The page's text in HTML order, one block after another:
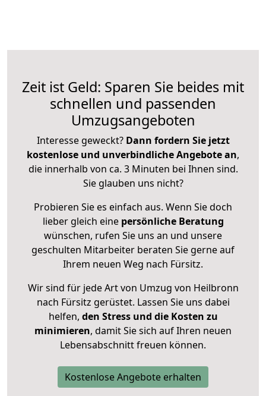
Zeit ist Geld: Sparen Sie beides mit
schnellen und passenden
Umzugsangeboten
Interesse geweckt? Dann fordern Sie jetzt
kostenlose und unverbindliche Angebote an,
die innerhalb von ca. 3 Minuten bei Ihnen sind.
Sie glauben uns nicht?
Probieren Sie es einfach aus. Wenn Sie doch
lieber gleich eine persönliche Beratung
wünschen, rufen Sie uns an und unsere
geschulten Mitarbeiter beraten Sie gerne auf
Ihrem neuen Weg nach Fürsitz.
Wir sind für jede Art von Umzug von Heilbronn
nach Fürsitz gerüstet. Lassen Sie uns dabei
helfen, den Stress und die Kosten zu
minimieren, damit Sie sich auf Ihren neuen
Lebensabschnitt freuen können.
Kostenlose Angebote erhalten